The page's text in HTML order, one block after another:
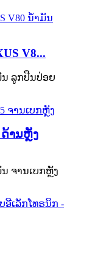
V8...
ລູກປືນປ່ອຍ
ດ້ານຫຼັງ
ຈານເບກຫຼັງ